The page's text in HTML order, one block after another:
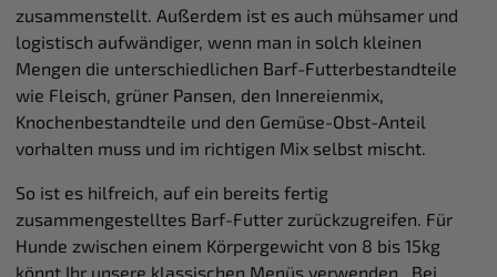
zusammenstellt. Außerdem ist es auch mühsamer und
logistisch aufwändiger, wenn man in solch kleinen
Mengen die unterschiedlichen Barf-Futterbestandteile
wie Fleisch, grüner Pansen, den Innereienmix,
Knochenbestandteile und den Gemüse-Obst-Anteil
vorhalten muss und im richtigen Mix selbst mischt.
So ist es hilfreich, auf ein bereits fertig
zusammengestelltes Barf-Futter zurückzugreifen. Für
Hunde zwischen einem Körpergewicht von 8 bis 15kg
könnt Ihr unsere klassischen Menüs verwenden. Bei